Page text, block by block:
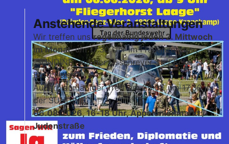
Anstehende Veranstaltungen
Wir treffen unsregelmäßig jeden 2. Mittwoch
im Monat, um 17:30 Uhr im Frauenzentrum
„SUNDINE“ auf der Ossenreyer Str./ Ecke
Böttcherstr.
Außerplanmäßiger Treff am 29.07. um 17:30 in
der SUNDINE
06.08.2026, 16-18 Uhr, Appolonienmarkt /
Judenstraße